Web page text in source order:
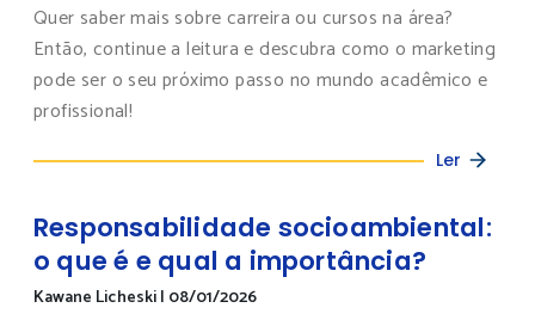
Quer saber mais sobre carreira ou cursos na área?
Então, continue a leitura e descubra como o marketing
pode ser o seu próximo passo no mundo acadêmico e
profissional!
Ler
Responsabilidade socioambiental:
o que é e qual a importância?
Kawane Licheski| 08/01/2026